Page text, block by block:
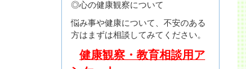
◎心の健康観察について
悩み事や健康について、不安のある
方はまずは相談してみてください。
健康観察・教育相談用ア